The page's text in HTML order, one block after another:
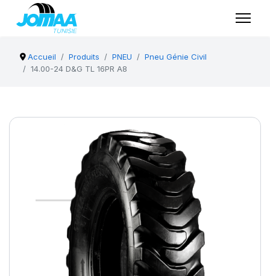
Accueil Produits PNEU
Pneu Génie Civil
14.00-24 D&G TL 16PR A8